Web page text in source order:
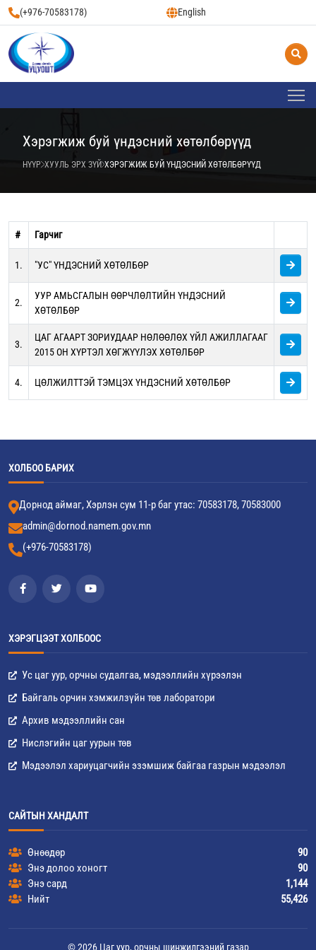
(+976-70583178) English
Хэрэгжиж буй үндэсний хөтөлбөрүүд
НҮҮР ХУУЛЬ ЭРХ ЗҮЙ ХЭРЭГЖИЖ БУЙ ҮНДЭСНИЙ ХӨТӨЛБӨРҮҮД
# Гарчиг
1. "УС" ҮНДЭСНИЙ ХӨТӨЛБӨР
2.
УУР АМЬСГАЛЫН ӨӨРЧЛӨЛТИЙН ҮНДЭСНИЙ
ХӨТӨЛБӨР
3.
ЦАГ АГААРТ ЗОРИУДААР НӨЛӨӨЛӨХ ҮЙЛ АЖИЛЛАГААГ
2015 ОН ХҮРТЭЛ ХӨГЖҮҮЛЭХ ХӨТӨЛБӨР
4. ЦӨЛЖИЛТТЭЙ ТЭМЦЭХ ҮНДЭСНИЙ ХӨТӨЛБӨР
ХОЛБОО БАРИХ
Дорнод аймаг, Хэрлэн сум 11-р баг утас: 70583178, 70583000
admin@dornod.namem.gov.mn
(+976-70583178)
ХЭРЭГЦЭЭТ ХОЛБООС
Ус цаг уур, орчны судалгаа, мэдээллийн хүрээлэн
Байгаль орчин хэмжилзүйн төв лаборатори
Архив мэдээллийн сан
Нислэгийн цаг уурын төв
Мэдээлэл хариуцагчийн эзэмшиж байгаа газрын мэдээлэл
САЙТЫН ХАНДАЛТ
Өнөөдөр
90
Энэ долоо хоногт
90
Энэ сард
1,144
Нийт
55,426
© 2026 Цаг уур, орчны шинжилгээний газар